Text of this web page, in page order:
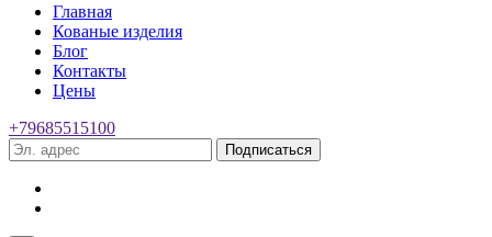
Главная
Кованые изделия
Блог
Контакты
Цены
+79685515100
Подписаться